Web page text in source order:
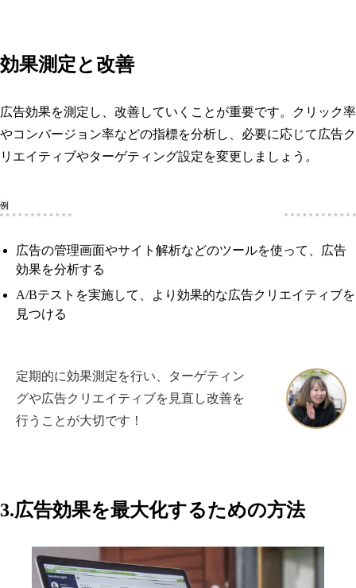
効果測定と改善
広告効果を測定し、改善していくことが重要です。クリック率
やコンバージョン率などの指標を分析し、必要に応じて広告ク
リエイティブやターゲティング設定を変更しましょう。
例
広告の管理画面やサイト解析などのツールを使って、広告
効果を分析する
A/Bテストを実施して、より効果的な広告クリエイティブを
見つける
定期的に効果測定を行い、ターゲティン
グや広告クリエイティブを見直し改善を
行うことが大切です！
3.広告効果を最大化するための方法